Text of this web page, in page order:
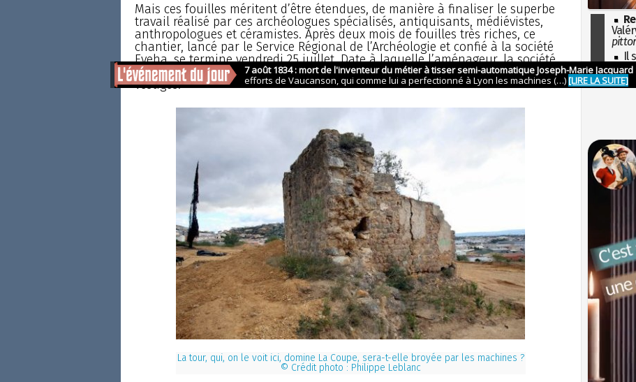
Mais ces fouilles méritent d’être étendues, de manière à finaliser le superbe
travail réalisé par ces archéologues spécialisés, antiquisants, médiévistes,
anthropologues et céramistes. Après deux mois de fouilles très riches, ce
chantier, lancé par le Service Régional de l’Archéologie et confié à la société
Eveha, se termine vendredi 25 juillet. Date à laquelle l’aménageur, la société
de promotion Hectare pourra envoyer les pelles mécaniques et broyer les
vestiges.
La tour, qui, on le voit ici, domine La Coupe, sera-t-elle broyée par les machines ?
© Crédit photo : Philippe Leblanc
Il